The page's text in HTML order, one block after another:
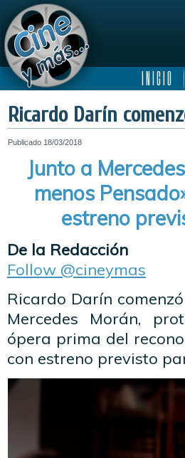
I N I C I O
Ricardo Darín
Publicado 18/03/2018
Junto a
menos
estreno
De la Redacción
Follow @cineymas
Ricardo Darín
Mercedes Morán,
ópera prima del
con estreno previsto